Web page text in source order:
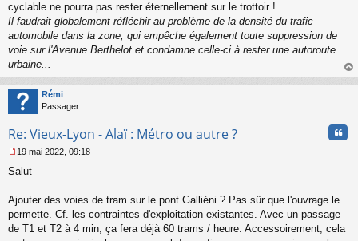
cyclable ne pourra pas rester éternellement sur le trottoir !
Il faudrait globalement réfléchir au problème de la densité du trafic
automobile dans la zone, qui empêche également toute suppression de
voie sur l'Avenue Berthelot et condamne celle-ci à rester une autoroute
urbaine...
au
Rémi
Passager
Re: Vieux-Lyon - Alaï : Métro ou autre ?
e
s
g
e
19 mai 2022, 09:18
Salut
Ajouter des voies de tram sur le pont Galliéni ? Pas sûr que l'ouvrage le
permette. Cf. les contraintes d'exploitation existantes. Avec un passage
de T1 et T2 à 4 min, ça fera déjà 60 trams / heure. Accessoirement, cela